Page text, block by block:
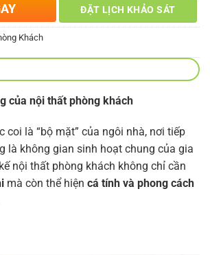
ĐẶT LỊCH KHẢO SÁT
Khách
của nội thất phòng khách
coi là “bộ mặt” của ngôi nhà, nơi tiếp
là không gian sinh hoạt chung của gia
nội thất phòng khách không chỉ cần
mà còn thể hiện cá tính và phong cách